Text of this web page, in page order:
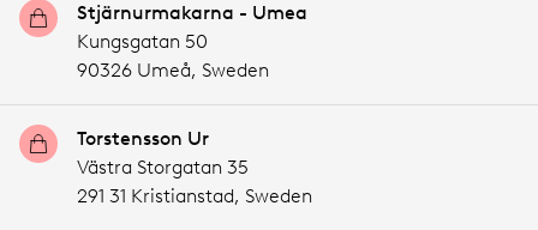
Stjärnurmakarna - Umea
Kungsgatan 50
90326 Umeå, Sweden
Torstensson Ur
Västra Storgatan 35
291 31 Kristianstad, Sweden